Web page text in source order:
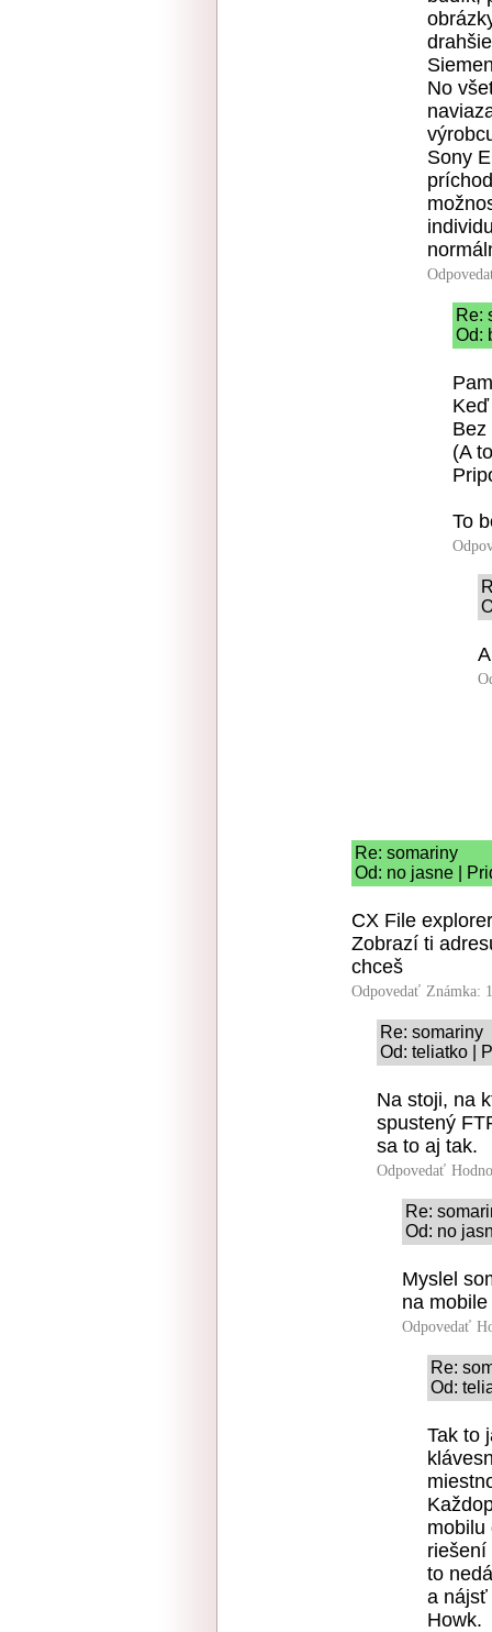
No
Sony
Re:
Od:
(A
To
Re: somariny
Od: no jasne |
CX File
Zobrazí ti
chceš
Odpovedať Známka:
Re: somariny
Od: teliatko |
Na stoji, na
spustený
sa to aj tak.
Odpovedať
Re:
Od: no
Myslel
na
Odpovedať
Re:
Od:
Tak to
mobilu
riešení
to
a nájsť
Howk.